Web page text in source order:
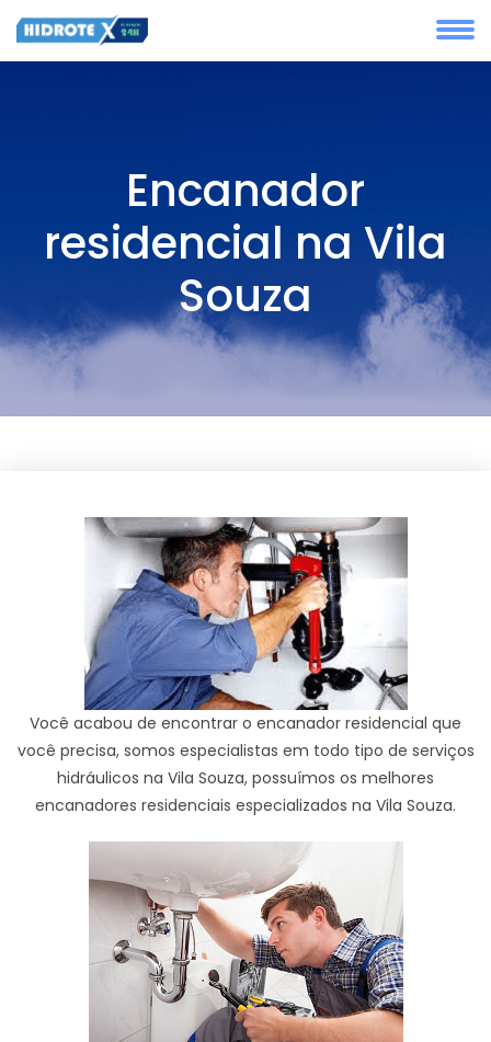
Encanador
residencial na Vila
Souza
Você acabou de encontrar o encanador residencial que
você precisa, somos especialistas em todo tipo de serviços
hidráulicos na Vila Souza, possuímos os melhores
encanadores residenciais especializados na Vila Souza.